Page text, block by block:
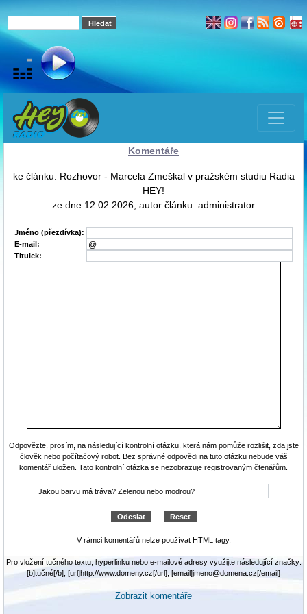
Komentáře
ke článku: Rozhovor - Marcela Zmeškal v pražském studiu Radia
HEY!
ze dne 12.02.2026, autor článku: administrator
Jméno (přezdívka):
E-mail:
Titulek:
Odpovězte, prosím, na následující kontrolní otázku, která nám pomůže rozlišit, zda jste
člověk nebo počítačový robot. Bez správné odpovědi na tuto otázku nebude váš
komentář uložen. Tato kontrolní otázka se nezobrazuje registrovaným čtenářům.
Jakou barvu má tráva? Zelenou nebo modrou?
V rámci komentářů nelze používat HTML tagy.
Pro vložení tučného textu, hyperlinku nebo e-mailové adresy využijte následující značky:
[b]tučné[/b], [url]http://www.domeny.cz[/url], [email]jmeno@domena.cz[/email]
Zobrazit komentáře